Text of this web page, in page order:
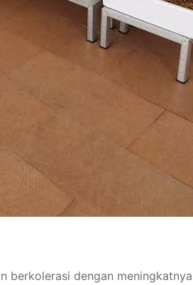
berkolerasi dengan